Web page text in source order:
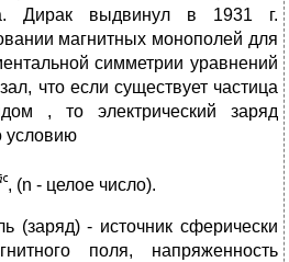
Дирак выдвинул в 1931 г.
магнитных монополей для
симметрии уравнений
что если существует частица
, то электрический заряд
условию
, (n - целое число).
(заряд) - источник сферически
поля, напряженность